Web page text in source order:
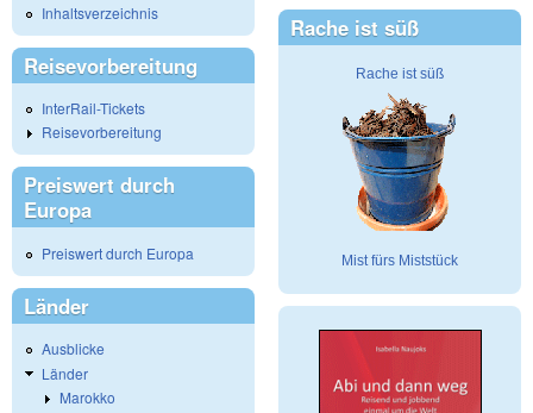
Inhaltsverzeichnis
Reisevorbereitung
InterRail-Tickets
Reisevorbereitung
Preiswert durch
Europa
Preiswert durch Europa
Länder
Ausblicke
Länder
Marokko
Rache ist süß
Rache ist süß
Mist fürs Miststück